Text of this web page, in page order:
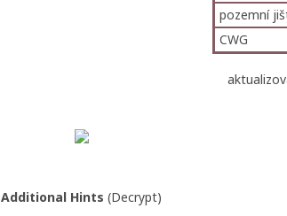
pozemní
CWG
Additional Hints (Decrypt)